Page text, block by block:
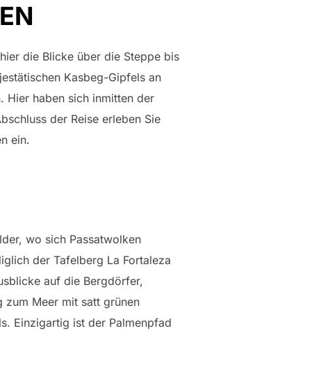
die Blicke über die Steppe bis
Kasbeg-Gipfels an
Hier haben sich inmitten der
der Reise erleben Sie
ein.
wo sich Passatwolken
der Tafelberg La Fortaleza
auf die Bergdörfer,
zum Meer mit satt grünen
Einzigartig ist der Palmenpfad